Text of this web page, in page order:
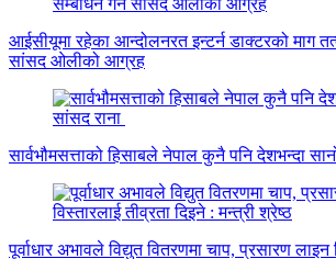
आईसीयूमा रहेका आन्दोलनरत इन्टर्न डाक्टरको माग
सांसद ओलीको आग्रह
सार्वभौमसत्ताको हिसाबले नेपाल कुनै पनि देशभन्दा
पूर्वाधार अभावले विद्युत वितरणमा चाप, प्रसारण लाइन